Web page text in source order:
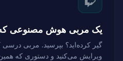
یک مربی هوش مصنوعی که
گیر کرده‌اید؟ بپرسید. مربی درسی
ویرایش می‌کنید و دستوری که همین